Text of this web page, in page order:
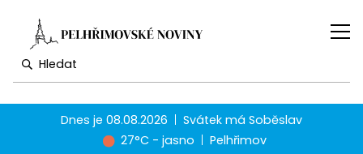
Dnes je08.08.2026 Svátek má Soběslav
27°C - jasno
Pelhřimov